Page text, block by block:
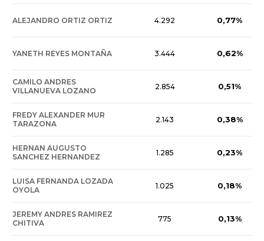
ALEJANDRO ORTIZ ORTIZ 4.292 0,77%
YANETH REYES MONTAÑA 3.444 0,62%
CAMILO ANDRES
VILLANUEVA LOZANO
2.854 0,51%
FREDY ALEXANDER MUR
TARAZONA
2.143 0,38%
HERNAN AUGUSTO
SANCHEZ HERNANDEZ
1.285 0,23%
LUISA FERNANDA LOZADA
OYOLA
1.025 0,18%
JEREMY ANDRES RAMIREZ
CHITIVA
775 0,13%